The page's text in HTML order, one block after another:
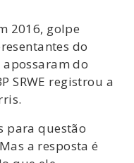
2016, golpe
do
do
SRWE registrou a
para questão
a resposta é